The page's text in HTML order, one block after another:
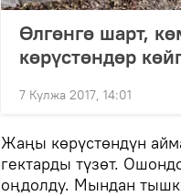
Өлгөнгө шарт,
көрүстөндөр
7 Кулжа 2017, 14:01
Жаңы көрүстөндүн
гектарды түзөт.
оңдолду. Мындан